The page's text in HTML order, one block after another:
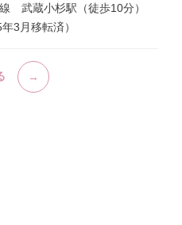
線 武蔵小杉駅（徒歩10分）
3月移転済）